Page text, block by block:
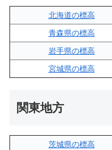
北海道の標高
青森県の標高
岩手県の標高
宮城県の標高
関東地方
茨城県の標高